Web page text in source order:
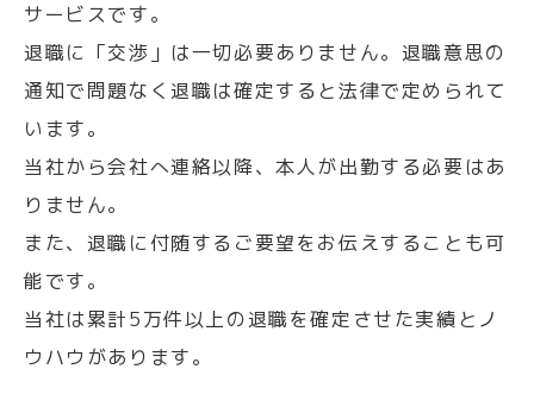
サービスです。
退職に「交渉」は一切必要ありません。退職意思の
通知で問題なく退職は確定すると法律で定められて
います。
当社から会社へ連絡以降、本人が出勤する必要はあ
りません。
また、退職に付随するご要望をお伝えすることも可
能です。
当社は累計5万件以上の退職を確定させた実績とノ
ウハウがあります。